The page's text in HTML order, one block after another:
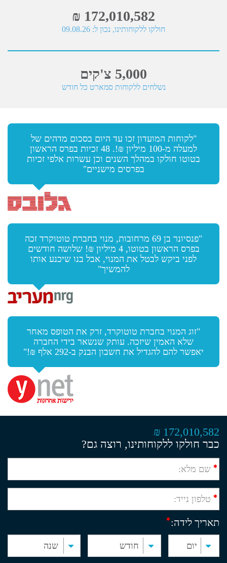
172,010,582 ₪
חולקו ללקוחותינו, נכון ל: 09.08.26
5,000 צ'קים
נשלחים ללקוחות סמארט כל חודש
"לקוחות המועדון זכו עד היום בסכום מדהים של
למעלה מ-100 מיליון ₪!. 48 זכיות בפרס הראשון
בטוטו חולקו במהלך השנים וכן עשרות אלפי זכיות
בפרסים מישניים"
"פנסיונר בן 69 מרחובות, מנוי בחברת טוטוקרד זכה
בפרס הראשון בטוטו, 4 מיליון ₪! שלושה חודשים
לפני ביקש לבטל את המנוי, אבל בנו שיכנע אותו
להמשיך"
"זוג המנוי בחברת טוטוקרד, זרק את הטופס מאחר
שלא האמין שיזכה. עותק שנשאר בידי החברה
יאפשר להם להגדיל את חשבון הבנק ב-292 אלף ₪!"
172,010,582 ₪
כבר חולקו ללקוחותינו, רוצה גם?
תאריך לידה: